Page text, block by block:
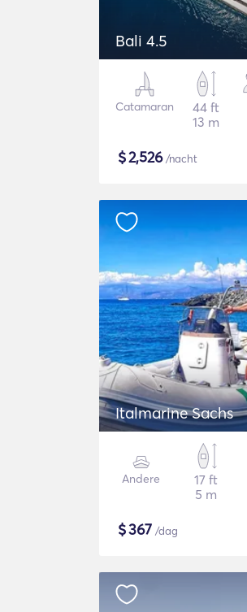
Bali 4.5
Catamaran
44 ft
13 m
$2,526/nacht
Italmarine Sachs
Andere
17 ft
5 m
$367 /dag